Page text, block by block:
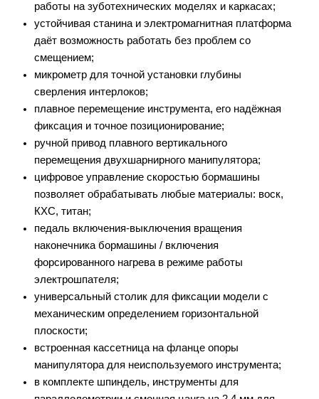
работы на зуботехнических моделях и каркасах;
устойчивая станина и электромагнитная платформа
даёт возможность работать без проблем со
смещением;
микрометр для точной установки глубины
сверления интерлоков;
плавное перемещение инструмента, его надёжная
фиксация и точное позиционирование;
ручной привод плавного вертикального
перемещения двухшарнирного манипулятора;
цифровое управление скоростью бормашины
позволяет обрабатывать любые материалы: воск,
КХС, титан;
педаль включения-выключения вращения
наконечника бормашины / включения
форсированного нагрева в режиме работы
электрошпателя;
универсальный столик для фиксации модели с
механическим определением горизонтальной
плоскости;
встроенная кассетница на фланце опоры
манипулятора для неиспользуемого инструмента;
в комплекте шпиндель, инструменты для